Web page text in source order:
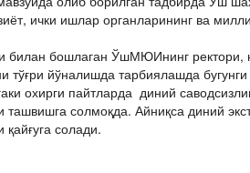
ички ишлар органларининг ва
билан бошлаган ЎшМЮИнинг
йўналишда тарбиялашда бугунги
охирги пайтларда диний
солмоқда. Айниқса диний
солади.